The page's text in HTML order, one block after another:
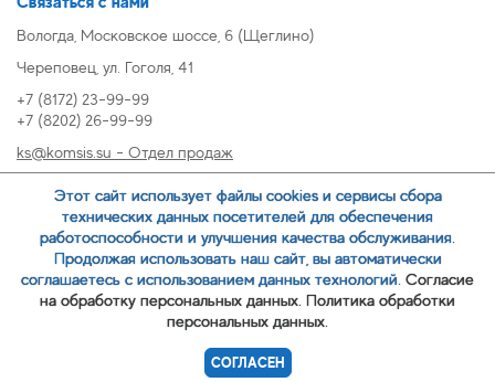
Вологда, Московское шоссе, 6 (Щеглино)
Череповец, ул. Гоголя, 41
+7 (8172) 23-99-99
+7 (8202) 26-99-99
ks@komsis.su - Отдел продаж
oz@komsis.su - Отдел закупок
ЗАКАЗАТЬ ЗВОНОК
Политика обработки персональных данных
Этот сайт использует файлы cookies и сервисы сбора
технических данных посетителей для обеспечения
работоспособности и улучшения качества обслуживания.
Продолжая использовать наш сайт, вы автоматически
соглашаетесь с использованием данных технологий. Согласие
на обработку персональных данных. Политика обработки
персональных данных.
СОГЛАСЕН